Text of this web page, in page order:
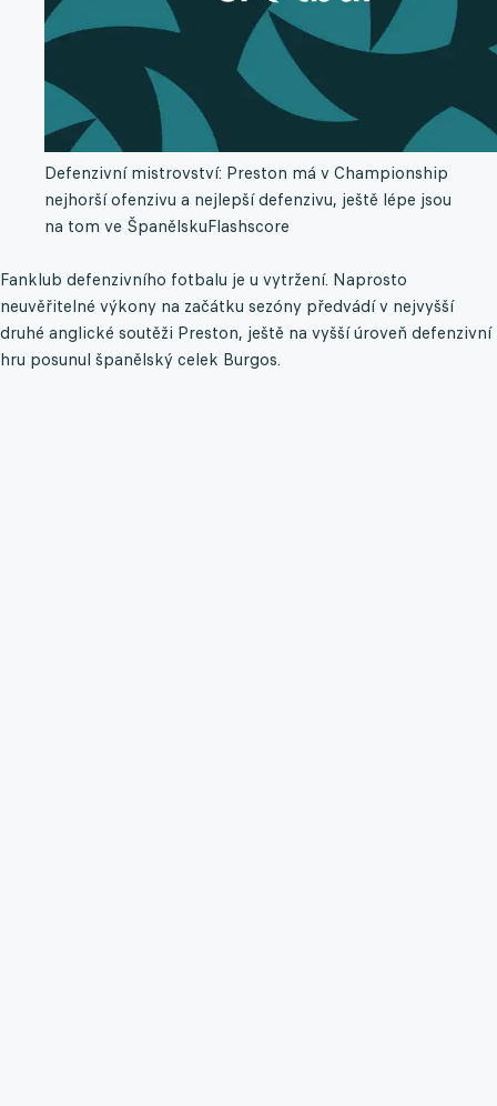
Defenzivní mistrovství: Preston má v Championship
nejhorší ofenzivu a nejlepší defenzivu, ještě lépe jsou
na tom ve ŠpanělskuFlashscore
Fanklub defenzivního fotbalu je u vytržení. Naprosto
neuvěřitelné výkony na začátku sezóny předvádí v nejvyšší
druhé anglické soutěži Preston, ještě na vyšší úroveň defenzivní
hru posunul španělský celek Burgos.